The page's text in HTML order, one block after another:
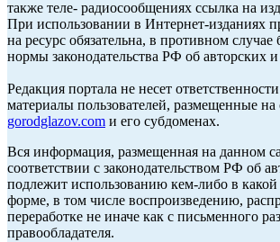
также теле- радиосообщениях ссылка на
При использовании в Интернет-изданиях
на ресурс обязательна, в противном
нормы законодательства РФ об авторских
Редакция портала не несет
материалы пользователей, размещенные на
gorodglazov.com и его субдоменах.
Вся информация, размещенная на данном
соответствии с законодательством РФ об
подлежит использованию кем-либо в
форме, в том числе воспроизведению,
переработке не иначе как с письменного
правообладателя.